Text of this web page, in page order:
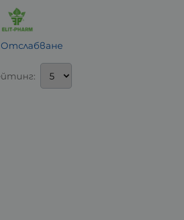
Отслабване